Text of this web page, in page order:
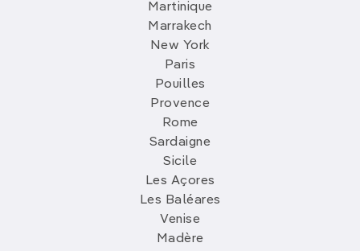
Martinique
Marrakech
New York
Paris
Pouilles
Provence
Rome
Sardaigne
Sicile
Les Açores
Les Baléares
Venise
Madère